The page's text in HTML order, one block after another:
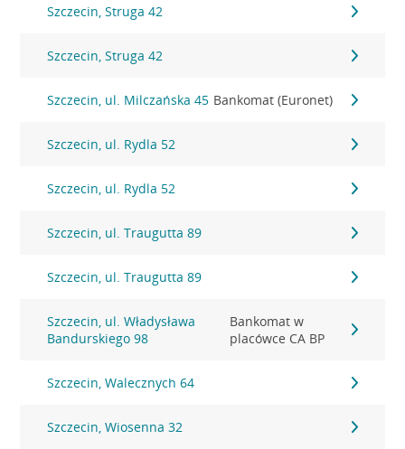
Szczecin, Struga 42
Szczecin, Struga 42
Szczecin, ul. Milczańska 45 Bankomat (Euronet)
Szczecin, ul. Rydla 52
Szczecin, ul. Rydla 52
Szczecin, ul. Traugutta 89
Szczecin, ul. Traugutta 89
Szczecin, ul. Władysława
Bandurskiego 98
Bankomat w
placówce CA BP
Szczecin, Walecznych 64
Szczecin, Wiosenna 32